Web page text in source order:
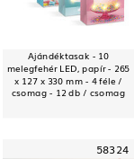
Ajándéktasak - 10
melegfehér LED, papír - 265
x 127 x 330 mm - 4 féle /
csomag - 12 db / csomag
58324